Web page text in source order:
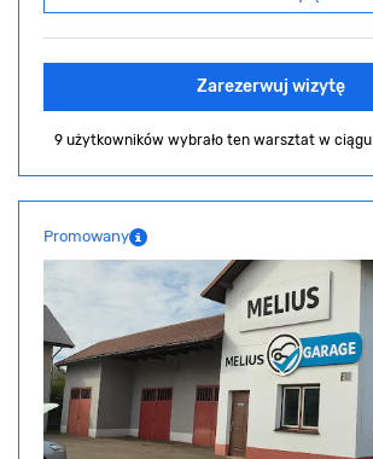
Zarezerwuj wizytę
9 użytkowników wybrało ten warsztat w
Promowany